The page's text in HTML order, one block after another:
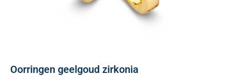
Oorringen geelgoud zirkonia